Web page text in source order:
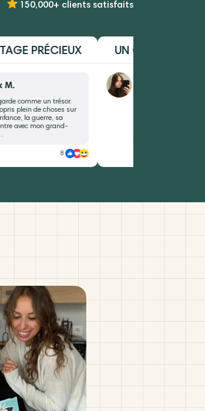
150,000+ clients satisfaits
PRÉCIEUX
un trésor.
de choses sur
la guerre, sa
mon grand-
UN CADEAU
Margaux B.